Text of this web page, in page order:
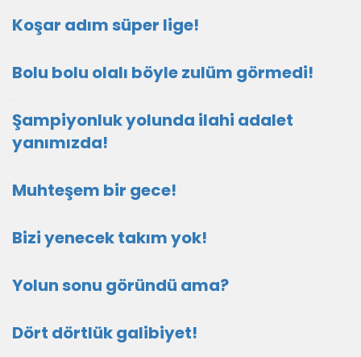
Koşar adım süper lige!
Bolu bolu olalı böyle zulüm görmedi!
Şampiyonluk yolunda ilahi adalet
yanımızda!
Muhteşem bir gece!
Bizi yenecek takım yok!
Yolun sonu göründü ama?
Dört dörtlük galibiyet!